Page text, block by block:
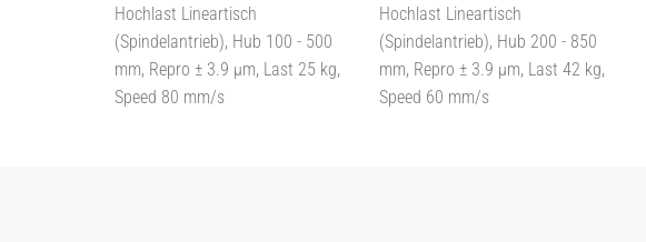
Hochlast Lineartisch
(Spindelantrieb), Hub 100 - 500
mm, Repro ± 3.9 µm, Last 25 kg,
Speed 80 mm/s
Hochlast Lineartisch
(Spindelantrieb), Hub 200 - 850
mm, Repro ± 3.9 µm, Last 42 kg,
Speed 60 mm/s